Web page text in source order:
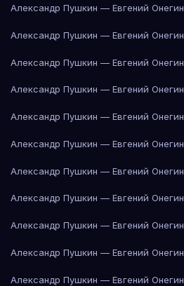
Александр Пушкин — Евгений Онегин
Александр Пушкин — Евгений Онегин
Александр Пушкин — Евгений Онегин
Александр Пушкин — Евгений Онегин
Александр Пушкин — Евгений Онегин
Александр Пушкин — Евгений Онегин
Александр Пушкин — Евгений Онегин
Александр Пушкин — Евгений Онегин
Александр Пушкин — Евгений Онегин
Александр Пушкин — Евгений Онегин
Александр Пушкин — Евгений Онегин